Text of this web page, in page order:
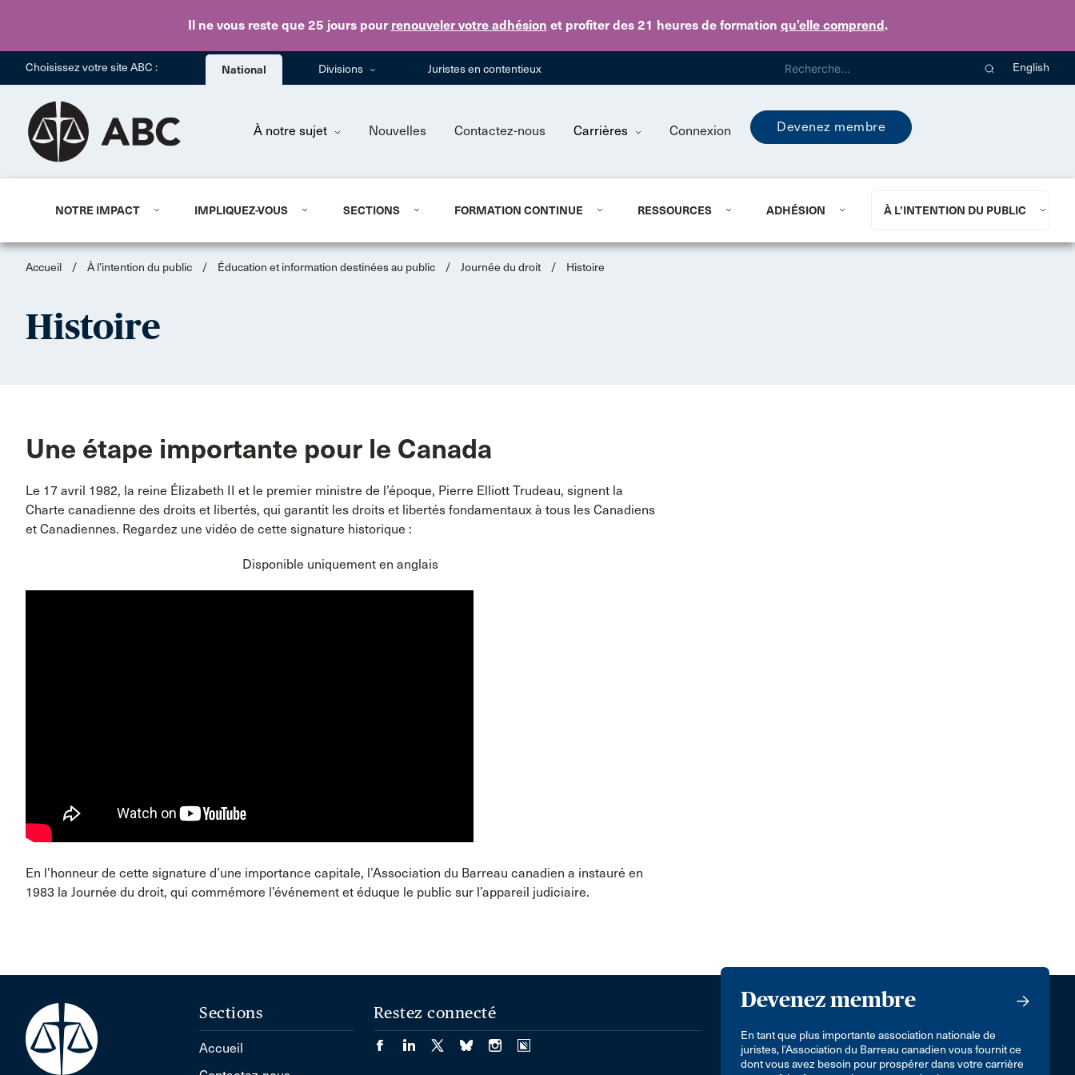
Il ne vous reste que 25 jourspour renouveler votre adhésion et profiter des 21 heures de formation qu’elle comprend.
Skip to main content
Choisissez votre site ABC : National Divisions Juristes en contentieux English
À notre sujet Nouvelles Contactez-nous Carrières Connexion Devenez membre
NOTRE IMPACT IMPLIQUEZ-VOUS SECTIONS FORMATION CONTINUE RESSOURCES ADHÉSION À L’INTENTION DU PUBLIC
Accueil / À l’intention du public / Éducation et information destinées au public / Journée du droit / Histoire
Histoire
Une étape importante pour le Canada
Le 17 avril 1982, la reine Élizabeth II et le premier ministre de l’époque, Pierre Elliott Trudeau, signent la
Charte canadienne des droits et libertés, qui garantit les droits et libertés fondamentaux à tous les Canadiens
et Canadiennes. Regardez une vidéo de cette signature historique :
Disponible uniquement en anglais
En l’honneur de cette signature d’une importance capitale, l’Association du Barreau canadien a instauré en
1983 la Journée du droit, qui commémore l’événement et éduque le public sur l’appareil judiciaire.
Devenez membre
En tant que plus importante association nationale de
juristes, l’Association du Barreau canadien vous fournit ce
dont vous avez besoin pour prospérer dans votre carrière
Sections
Accueil
Restez connecté